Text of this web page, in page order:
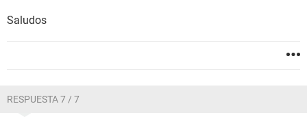
Saludos
RESPUESTA 7 / 7